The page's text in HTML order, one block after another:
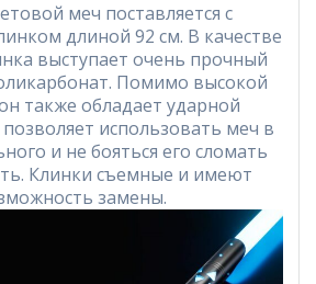
меч поставляется с
длиной 92 см. В качестве
выступает очень прочный
Помимо высокой
также обладает ударной
использовать меч в
и не бояться его сломать
Клинки съемные и имеют
замены.